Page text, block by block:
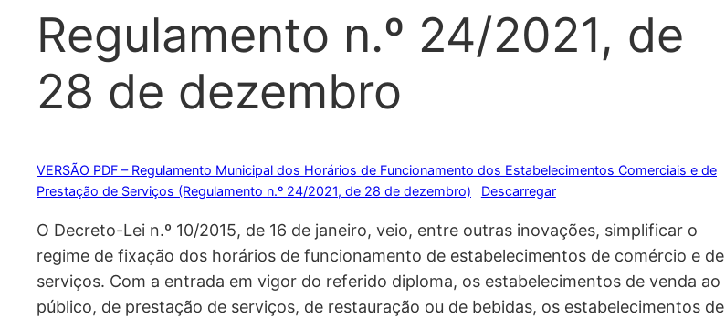
Regulamento n.º 24/2021, de
28 de dezembro
VERSÃO PDF – Regulamento Municipal dos Horários de Funcionamento dos Estabelecimentos Comerciais e de
Prestação de Serviços (Regulamento n.º 24/2021, de 28 de dezembro)
Descarregar
O Decreto-Lei n.º 10/2015, de 16 de janeiro, veio, entre outras inovações, simplificar o
regime de fixação dos horários de funcionamento de estabelecimentos de comércio e de
serviços. Com a entrada em vigor do referido diploma, os estabelecimentos de venda ao
público, de prestação de serviços, de restauração ou de bebidas, os estabelecimentos de